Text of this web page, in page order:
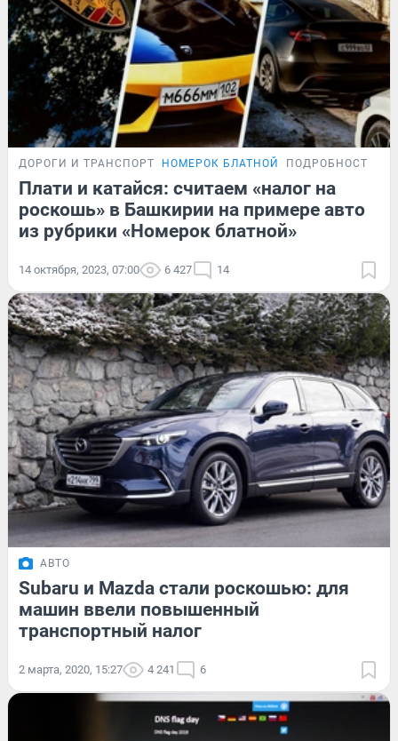
ДОРОГИ И ТРАНСПОРТ НОМЕРОК БЛАТНОЙ ПОДРОБНОСТИ
Плати и катайся: считаем «налог на
роскошь» в Башкирии на примере авто
из рубрики «Номерок блатной»
14 октября, 2023, 07:00 6 427 14
АВТО
Subaru и Mazda стали роскошью: для
машин ввели повышенный
транспортный налог
2 марта, 2020, 15:27 4 241 6